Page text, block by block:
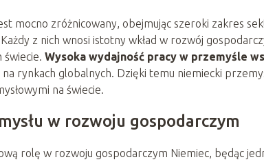
mocno zróżnicowany, obejmując szeroki zakres
z nich wnosi istotny wkład w rozwój
świecie. Wysoka wydajność pracy w przemyśle
rynkach globalnych. Dzięki temu niemiecki
na świecie.
w rozwoju gospodarczym
rolę w rozwoju gospodarczym Niemiec, będąc